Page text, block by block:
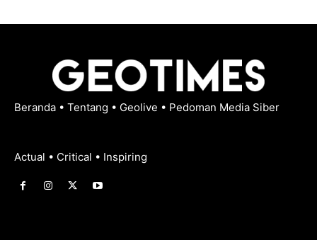
Beranda • Tentang • Geolive • Pedoman Media Siber
Actual • Critical • Inspiring